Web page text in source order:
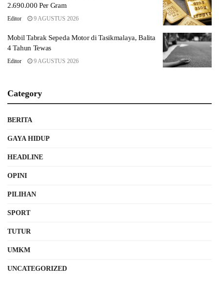
2.690.000 Per Gram
Editor 9 AGUSTUS 2026
Mobil Tabrak Sepeda Motor di Tasikmalaya, Balita
4 Tahun Tewas
Editor 9 AGUSTUS 2026
Category
BERITA
GAYA HIDUP
HEADLINE
OPINI
PILIHAN
SPORT
TUTUR
UMKM
UNCATEGORIZED